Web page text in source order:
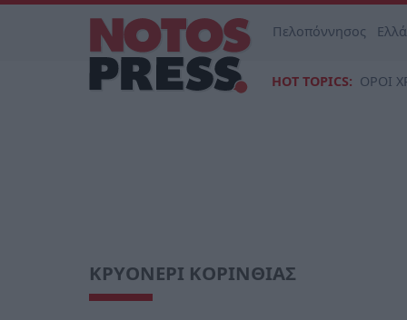
Πελοπόννησος
HOT TOPICS: ΟΡΟΙ
ΚΡΥΟΝΕΡΙ ΚΟΡΙΝΘΙΑΣ